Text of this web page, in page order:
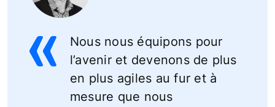
Nous nous équipons pour
l’avenir et devenons de plus
en plus agiles au fur et à
mesure que nous